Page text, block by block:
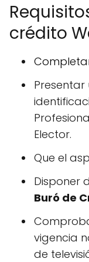
crédito
Elector.
Que el
Disponer
Buró de
vigencia
de